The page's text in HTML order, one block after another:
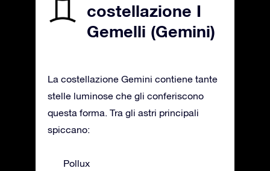
costellazione I
Gemelli (Gemini)
La costellazione Gemini contiene tante
stelle luminose che gli conferiscono
questa forma. Tra gli astri principali
spiccano:
Pollux